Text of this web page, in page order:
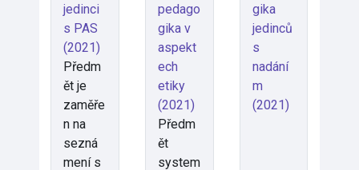
jedinci
s PAS
(2021)
Předm
ět je
zaměře
n na
sezná
mení s
pedago
gika v
aspekt
ech
etiky
(2021)
Předm
ět
system
gika
jedinců
s
nadání
m
(2021)